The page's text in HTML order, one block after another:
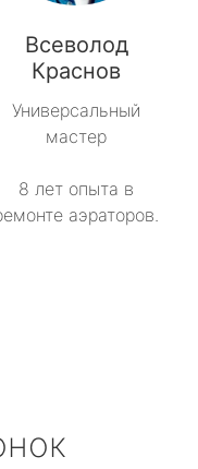
Всеволод
Краснов
Универсальный
мастер
8 лет опыта в
аэраторов.